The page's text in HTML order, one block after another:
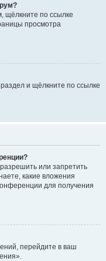
щёлкните по ссылке
просмотра
и щёлкните по ссылке
или запретить
какие вложения
для получения
перейдите в ваш